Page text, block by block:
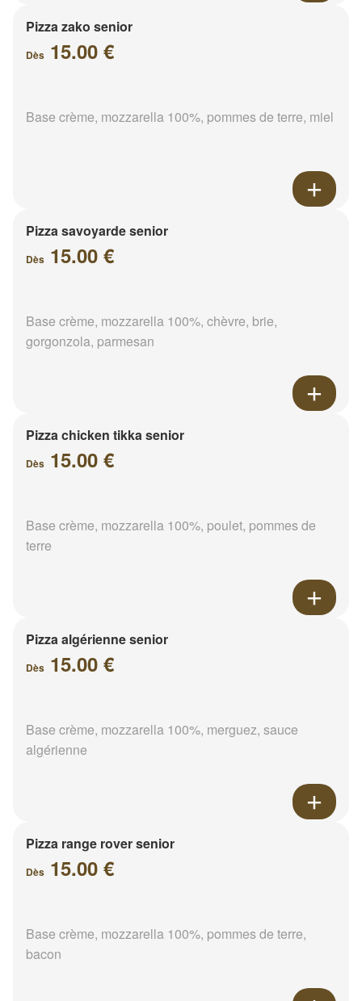
Pizza zako senior
Dès 15.00 €
Base crème, mozzarella 100%, pommes de terre, miel
Pizza savoyarde senior
Dès 15.00 €
Base crème, mozzarella 100%, chèvre, brie,
gorgonzola, parmesan
Pizza chicken tikka senior
Dès 15.00 €
Base crème, mozzarella 100%, poulet, pommes de
terre
Pizza algérienne senior
Dès 15.00 €
Base crème, mozzarella 100%, merguez, sauce
algérienne
Pizza range rover senior
Dès 15.00 €
Base crème, mozzarella 100%, pommes de terre,
bacon